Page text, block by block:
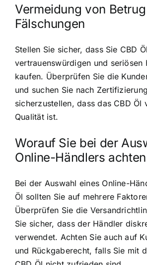
Vermeidung von
Fälschungen
Stellen Sie sicher, dass Sie CBD
vertrauenswürdigen und seriösen
kaufen. Überprüfen Sie die
und suchen Sie nach
sicherzustellen, dass das CBD Öl
Qualität ist.
Worauf Sie bei der
Online-Händlers
Bei der Auswahl eines Online-
Öl sollten Sie auf mehrere
Überprüfen Sie die
Sie sicher, dass der Händler
verwendet. Achten Sie auch auf
und Rückgaberecht, falls Sie mit